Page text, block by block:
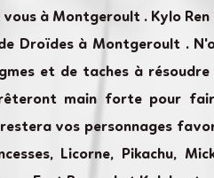
à Montgeroult . Kylo
Droïdes à Montgeroult .
et de taches à
main forte pour
vos personnages
Licorne, Pikachu,